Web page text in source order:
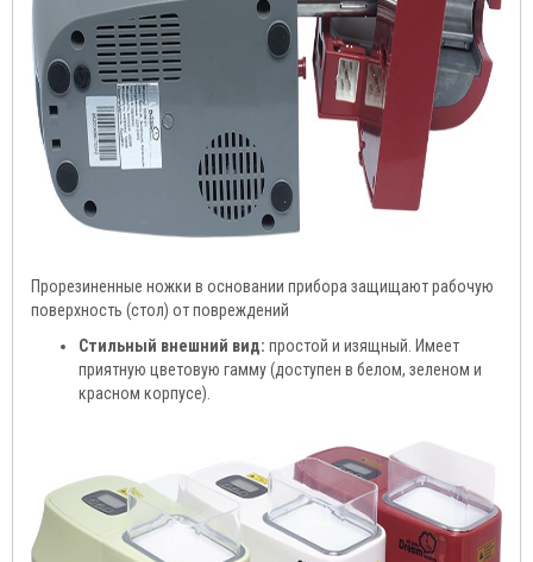
Прорезиненные ножки в основании прибора защищают рабочую
поверхность (стол) от повреждений
Стильный внешний вид: простой и изящный. Имеет
приятную цветовую гамму (доступен в белом, зеленом и
красном корпусе).